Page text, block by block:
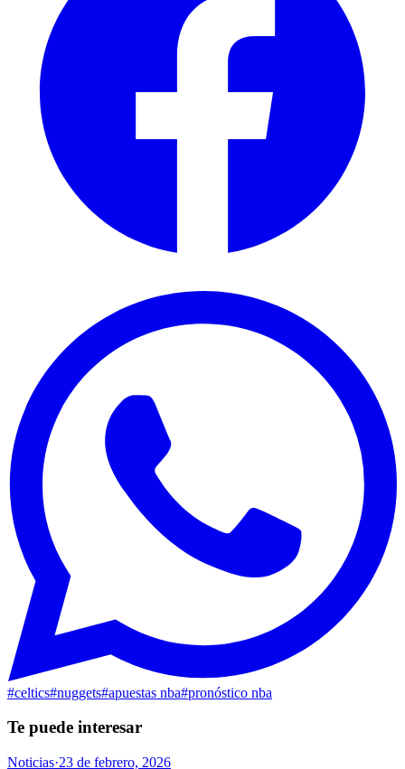
#celtics#nuggets#apuestas nba#pronóstico nba
Te puede interesar
Noticias·23 de febrero, 2026